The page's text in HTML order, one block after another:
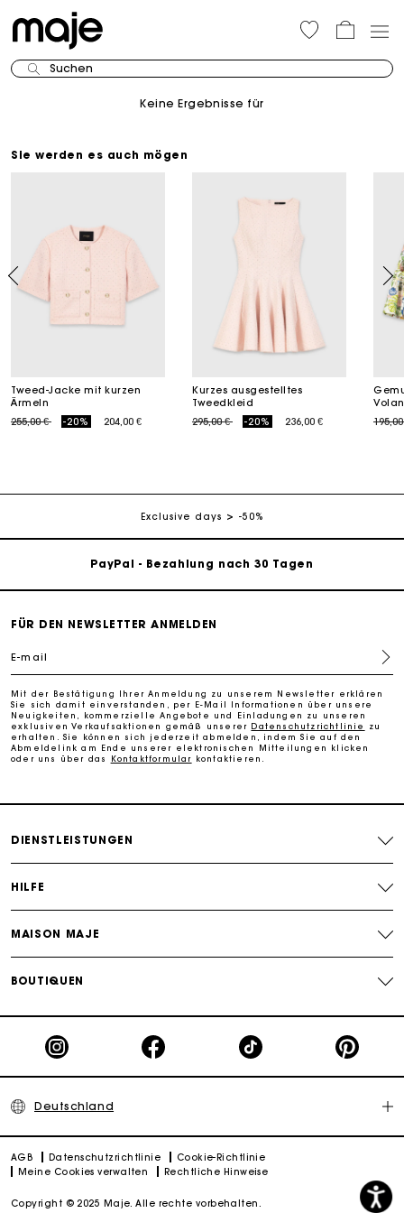
Suchen
Keine Ergebnisse für
Sie werden es auch mögen
Tweed-Jacke mit kurzen
Ärmeln
Price reduced from
255,00 €to -20% 204,00 €
Kurzes ausgestelltes
Tweedkleid
Price reduced from
295,00 €to -20% 236,00 €
Price
Exclusive days -50%
Kostenlose Lieferung innerhalb von 2-3 Tagen
PayPal - Bezahlung nach 30 Tagen
Die Maje-Geschenkkarte: Die beste Möglichkeit, das
perfekte Geschenk zu machen
Kostenlose Lieferung innerhalb von 2-3 Tagen
PayPal - Bezahlung nach 30 Tagen
FÜR DEN NEWSLETTER ANMELDEN
E-mail
Mit der Bestätigung Ihrer Anmeldung zu unserem Newsletter erklären
Sie sich damit einverstanden, per E-Mail Informationen über unsere
Neuigkeiten, kommerzielle Angebote und Einladungen zu unseren
exklusiven Verkaufsaktionen gemäß unserer Datenschutzrichtlinie
zu
erhalten. Sie können sich jederzeit abmelden, indem Sie auf den
Abmeldelink am Ende unserer elektronischen Mitteilungen klicken
oder uns über das
Kontaktformular kontaktieren.
DIENSTLEISTUNGEN
HILFE
MAISON MAJE
BOUTIQUEN
Deutschland
AGB Datenschutzrichtlinie
Cookie-Richtlinie
Meine Cookies verwalten
Rechtliche Hinweise
Copyright © 2025 Maje. Alle rechte vorbehalten.